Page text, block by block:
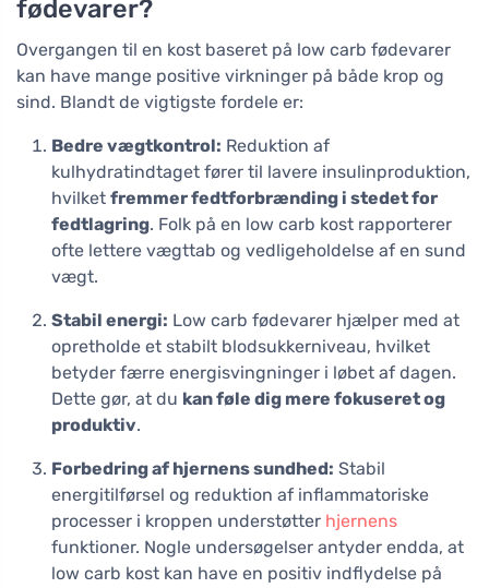
fødevarer?
Overgangen til en kost baseret på low carb fødevarer
kan have mange positive virkninger på både krop og
sind. Blandt de vigtigste fordele er:
Bedre vægtkontrol: Reduktion af
kulhydratindtaget fører til lavere insulinproduktion,
hvilket fremmer fedtforbrænding i stedet for
fedtlagring. Folk på en low carb kost rapporterer
ofte lettere vægttab og vedligeholdelse af en sund
vægt.
Stabil energi: Low carb fødevarer hjælper med at
opretholde et stabilt blodsukkerniveau, hvilket
betyder færre energisvingninger i løbet af dagen.
Dette gør, at du kan føle dig mere fokuseret og
produktiv.
Forbedring af hjernens sundhed: Stabil
energitilførsel og reduktion af inflammatoriske
processer i kroppen understøtter hjernens
funktioner. Nogle undersøgelser antyder endda, at
low carb kost kan have en positiv indflydelse på